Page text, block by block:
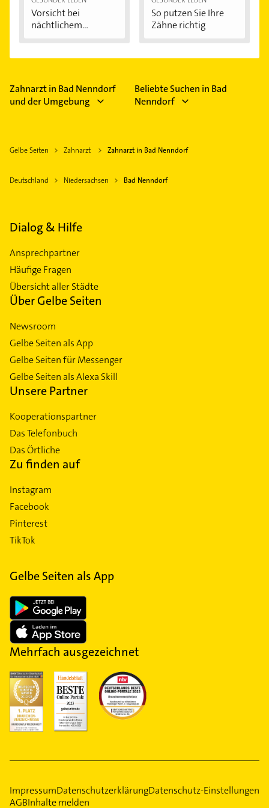
Vorsicht bei
nächtlichem
So putzen Sie Ihre
Zähne richtig
Zahnarzt in Bad Nenndorf
und der Umgebung
Beliebte Suchen in Bad
Nenndorf
Gelbe Seiten Zahnarzt Zahnarzt in Bad Nenndorf
Deutschland Niedersachsen Bad Nenndorf
Dialog & Hilfe
Ansprechpartner
Häufige Fragen
Übersicht aller Städte
Über Gelbe Seiten
Newsroom
Gelbe Seiten als App
Gelbe Seiten für Messenger
Gelbe Seiten als Alexa Skill
Unsere Partner
Kooperationspartner
Das Telefonbuch
Das Örtliche
Zu finden auf
Instagram
Facebook
Pinterest
TikTok
Gelbe Seiten als App
Mehrfach ausgezeichnet
ImpressumDatenschutzerklärungDatenschutz-Einstellungen
AGBInhalte melden